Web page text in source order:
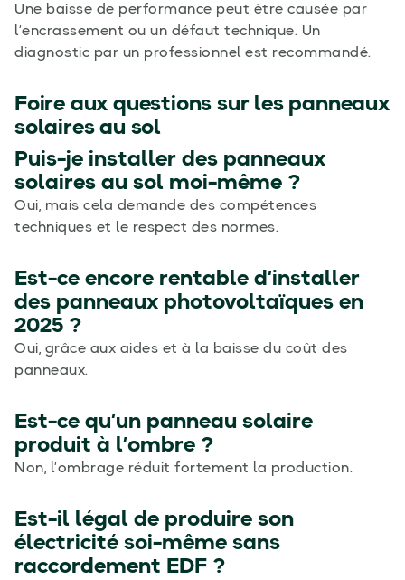
Une baisse de performance peut être causée par
l’encrassement ou un défaut technique. Un
diagnostic par un professionnel est recommandé.
Foire aux questions sur les panneaux
solaires au sol
Puis-je installer des panneaux
solaires au sol moi-même ?
Oui, mais cela demande des compétences
techniques et le respect des normes.
Est-ce encore rentable d’installer
des panneaux photovoltaïques en
2025 ?
Oui, grâce aux aides et à la baisse du coût des
panneaux.
Est-ce qu’un panneau solaire
produit à l’ombre ?
Non, l’ombrage réduit fortement la production.
Est-il légal de produire son
électricité soi-même sans
raccordement EDF ?